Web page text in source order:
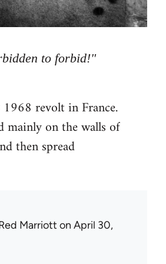
to forbid!"
revolt in France.
mainly on the walls of
then spread
Marriott on April 30,